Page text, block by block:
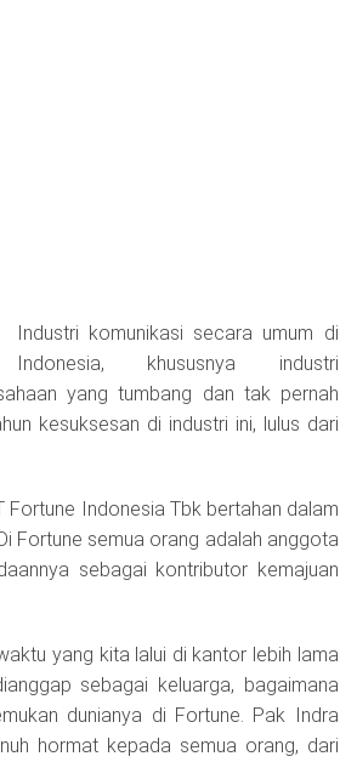
Industri komunikasi secara umum di
Indonesia, khususnya industri
yang tumbang dan tak pernah
kesuksesan di industri ini, lulus dari
Indonesia Tbk bertahan dalam
Fortune semua orang adalah anggota
sebagai kontributor kemajuan
yang kita lalui di kantor lebih lama
sebagai keluarga, bagaimana
dunianya di Fortune. Pak Indra
hormat kepada semua orang, dari